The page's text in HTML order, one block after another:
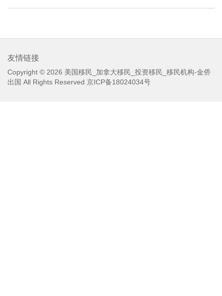
友情链接
Copyright © 2026 美国移民_加拿大移民_投资移民_移民机构-金侨
出国 All Rights Reserved 京ICP备18024034号